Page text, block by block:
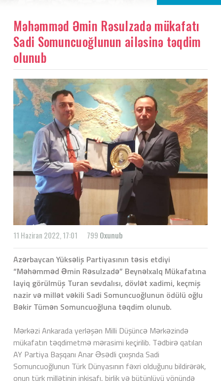
Məhəmməd Əmin Rəsulzadə mükafatı
Sadi Somuncuoğlunun ailəsinə təqdim
olunub
11 Haziran 2022, 17:01 799 Oxunub
Azərbaycan Yüksəliş Partiyasının təsis etdiyi
“Məhəmməd Əmin Rəsulzadə” Beynəlxalq Mükafatına
layiq görülmüş Turan sevdalısı, dövlət xadimi, keçmiş
nazir və millət vəkili Sadi Somuncuoğlunun ödülü oğlu
Bəkir Tümən Somuncuoğluna təqdim olunub.
Mərkəzi Ankarada yerləşən Milli Düşüncə Mərkəzində
mükafatın təqdimetmə mərasimi keçirilib. Tədbirə qatılan
AY Partiya Başqanı Anar Əsədli çıxışnda Sadi
Somuncuoğlunun Türk Dünyasının fəxri olduğunu bildirərək,
onun türk millətinin inkişafı, birlik və bütünlüyü yönündə